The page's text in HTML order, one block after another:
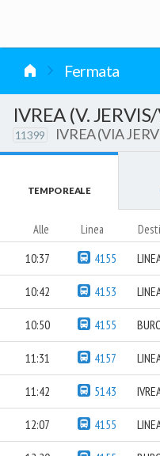
Fermata
IVREA (V.
11399 IVREA (VIA
TEMPO REALE
Alle Linea
10:37 4155
10:42 4153
10:50 4155
11:31 4157
11:42 5143
12:07 4155